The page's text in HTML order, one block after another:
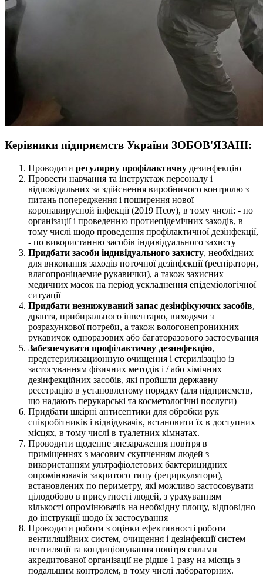
Керівники підприємств України ЗОБОВ'ЯЗАНІ:
Проводити регулярну профілактичну дезинфекцію
Провести навчання та інструктаж персоналу і
відповідальних за здійснення виробничого контролю з
питань попередження і поширення нової
коронавирусной інфекції (2019 Псоу), в тому числі: - по
організації і проведенню протиепідемічних заходів, в
тому числі щодо проведення профілактичної дезінфекції,
- по використанню засобів індивідуального захисту
Придбати засоби індивідуального захисту, необхідних
для виконання заходів поточної дезінфекції (респіратори,
влагопроніцаемие рукавички), а також захисних
медичних масок на період ускладнення епідеміологічної
ситуації
Придбати незнижуваний запас дезінфікуючих засобів,
дрантя, прибирального інвентарю, виходячи з
розрахункової потреби, а також вологонепроникних
рукавичок одноразових або багаторазового застосування
Забезпечувати профілактичну дезинфекцію,
предстерилизационную очищення і стерилізацію із
застосуванням фізичних методів і / або хімічних
дезінфекційних засобів, які пройшли державну
реєстрацію в установленому порядку (для підприємств,
що надають перукарські та косметологічні послуги)
Придбати шкірні антисептики для обробки рук
співробітників і відвідувачів, встановити їх в доступних
місцях, в тому числі в туалетних кімнатах.
Проводити щоденне знезараження повітря в
приміщеннях з масовим скупченням людей з
використанням ультрафіолетових бактерицидних
опромінювачів закритого типу (рециркулятори),
встановлених по периметру, які можливо застосовувати
цілодобово в присутності людей, з урахуванням
кількості опромінювачів на необхідну площу, відповідно
до інструкції щодо їх застосування
Проводити роботи з оцінки ефективності роботи
вентиляційних систем, очищення і дезінфекції систем
вентиляції та кондиціонування повітря силами
акредитованої організації не рідше 1 разу на місяць з
подальшим контролем, в тому числі лабораторних.